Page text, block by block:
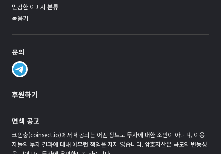
민감한 이미지 분류
녹음기
문의
후원하기
면책 공고
코인충(coinsect.io)에서 제공되는 어떤 정보도 투자에 대한 조언이 아니며, 이용
자들의 투자 결과에 대해 아무런 책임을 지지 않습니다. 암호자산은 극도의 변동성